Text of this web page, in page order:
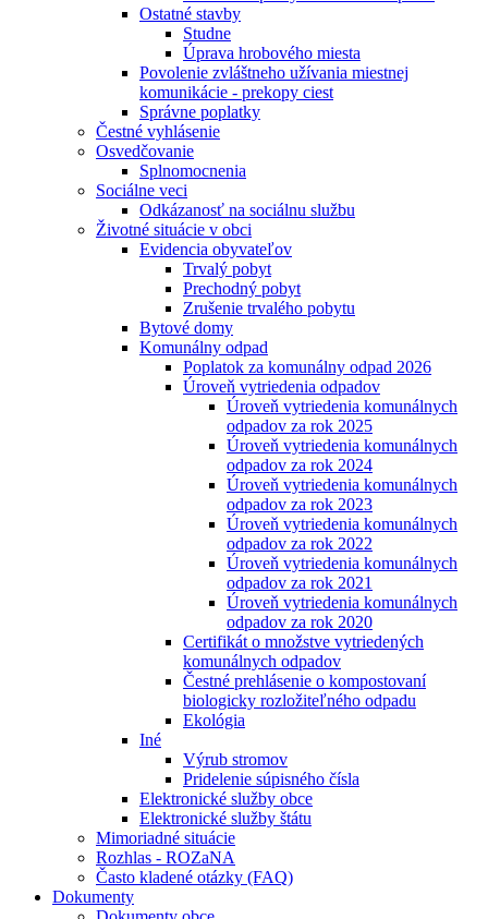
Ostatné stavby
Studne
Úprava hrobového miesta
Povolenie zvláštneho užívania miestnej
komunikácie - prekopy ciest
Správne poplatky
Čestné vyhlásenie
Osvedčovanie
Splnomocnenia
Sociálne veci
Odkázanosť na sociálnu službu
Životné situácie v obci
Evidencia obyvateľov
Trvalý pobyt
Prechodný pobyt
Zrušenie trvalého pobytu
Bytové domy
Komunálny odpad
Poplatok za komunálny odpad 2026
Úroveň vytriedenia odpadov
Úroveň vytriedenia komunálnych
odpadov za rok 2025
Úroveň vytriedenia komunálnych
odpadov za rok 2024
Úroveň vytriedenia komunálnych
odpadov za rok 2023
Úroveň vytriedenia komunálnych
odpadov za rok 2022
Úroveň vytriedenia komunálnych
odpadov za rok 2021
Úroveň vytriedenia komunálnych
odpadov za rok 2020
Certifikát o množstve vytriedených
komunálnych odpadov
Čestné prehlásenie o kompostovaní
biologicky rozložiteľného odpadu
Ekológia
Iné
Výrub stromov
Pridelenie súpisného čísla
Elektronické služby obce
Elektronické služby štátu
Mimoriadné situácie
Rozhlas - ROZaNA
Často kladené otázky (FAQ)
Dokumenty